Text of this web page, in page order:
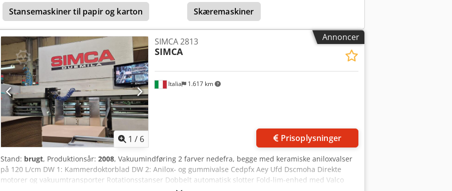
overførselssystem før foldemaskine og limpåføring Foldemaskine og limpåføring med vakuumtransport og
fuldservo-styring Valco – gennemsigtig visionslimpåføringsenhed Tæller-udskydersystem EDF Unipal –
palleteringsmaskine med automatisk indføring af ark og paller Siemens-elektronik Tilgængelig i august
Stansemaskiner til papir og karton
Skæremaskiner
Annoncer
1 / 6
Italia 1.617 km
SIMCA 2813
SIMCA
Prisoplysninger
Stand: brugt, Produktionsår: 2008, Vakuumindføring 2 farver nedefra, begge med keramiske aniloxvalser
på 120 L/cm DW 1: Kammerdoktorblad DW 2: Anilox- og gummivalse Cedpfx Aey Ufd Dscmoha Direkte
motorer og vakuumtransporter Rotationsstanser Dobbelt automatisk slotter Fold-lim-enhed med Valco